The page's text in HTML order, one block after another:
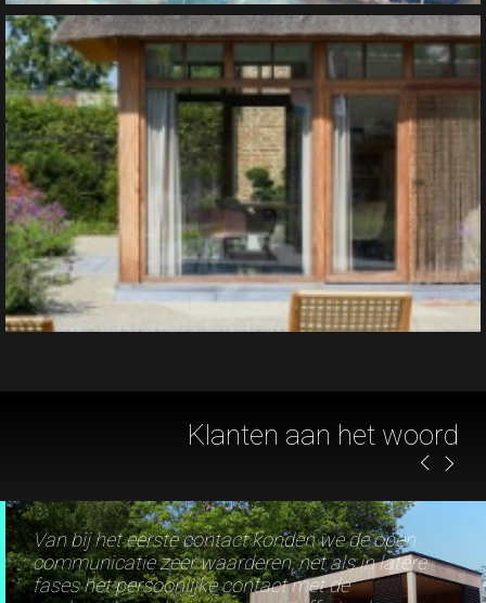
Van bij het eerste contact konden we de open
communicatie zeer waarderen, net als in latere
fases het persoonlijke contact met de